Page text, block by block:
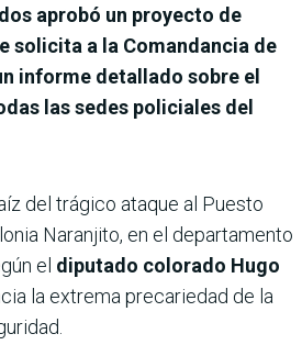
aprobó un proyecto de
solicita a la Comandancia de
informe detallado sobre el
las sedes policiales del
del trágico ataque al Puesto
Naranjito, en el departamento
el diputado colorado Hugo
la extrema precariedad de la